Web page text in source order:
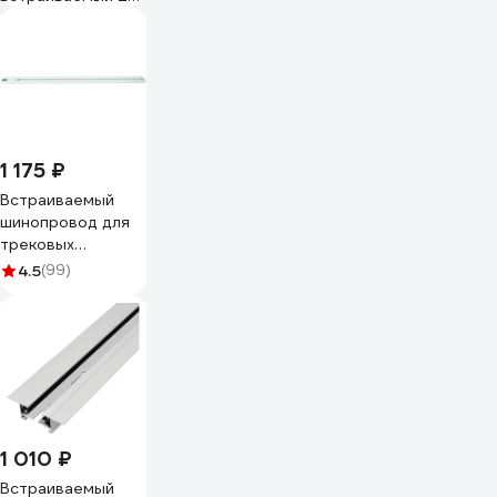
1 175 ₽
Встраиваемый
шинопровод для
трековых
однофазных
FERON белый, 1м
CAB1004 10351
4.5(99)
1 010 ₽
Встраиваемый